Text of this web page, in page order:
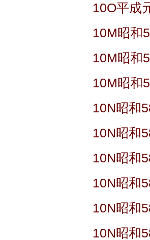
10O平成
10M昭和
10M昭和
10M昭和
10N昭和
10N昭和
10N昭和
10N昭和
10N昭和
10N昭和